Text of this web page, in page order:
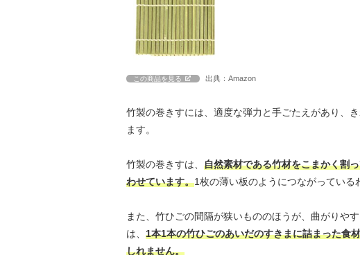
この商品を見る 出典：Amazon
竹製の巻きすには、適度な弾力と手ごたえがあり、
ます。
竹製の巻きすは、 自然素材である竹材をこまかく割
わせています。1枚の薄い板のようにつながっている
また、竹ひごの間隔が狭いもののほうが、曲がりや
は、 1本1本の竹ひごのあいだのすきまに詰まった食
しれません。